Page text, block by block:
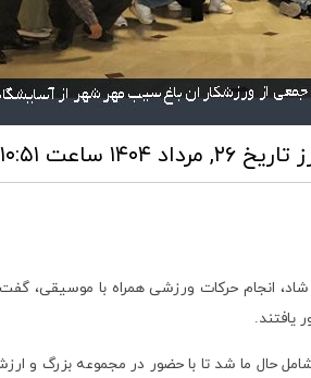
تاریخ ۲۶, مرداد ۱۴۰۴ ساعت ۱۰:۵۱
انجام حرکات ورزشی همراه با موسیقی،
یافتند.
ما شد تا با حضور در مجموعه بزرگ و